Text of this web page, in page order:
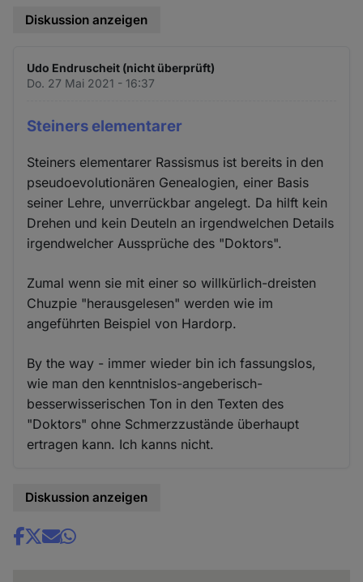
Diskussion anzeigen
Udo Endruscheit (nicht überprüft)
Do. 27 Mai 2021 - 16:37
Steiners elementarer
Steiners elementarer Rassismus ist bereits in den
pseudoevolutionären Genealogien, einer Basis
seiner Lehre, unverrückbar angelegt. Da hilft kein
Drehen und kein Deuteln an irgendwelchen Details
irgendwelcher Aussprüche des "Doktors".
Zumal wenn sie mit einer so willkürlich-dreisten
Chuzpie "herausgelesen" werden wie im
angeführten Beispiel von Hardorp.
By the way - immer wieder bin ich fassungslos,
wie man den kenntnislos-angeberisch-
besserwisserischen Ton in den Texten des
"Doktors" ohne Schmerzzustände überhaupt
ertragen kann. Ich kanns nicht.
Diskussion anzeigen
Share